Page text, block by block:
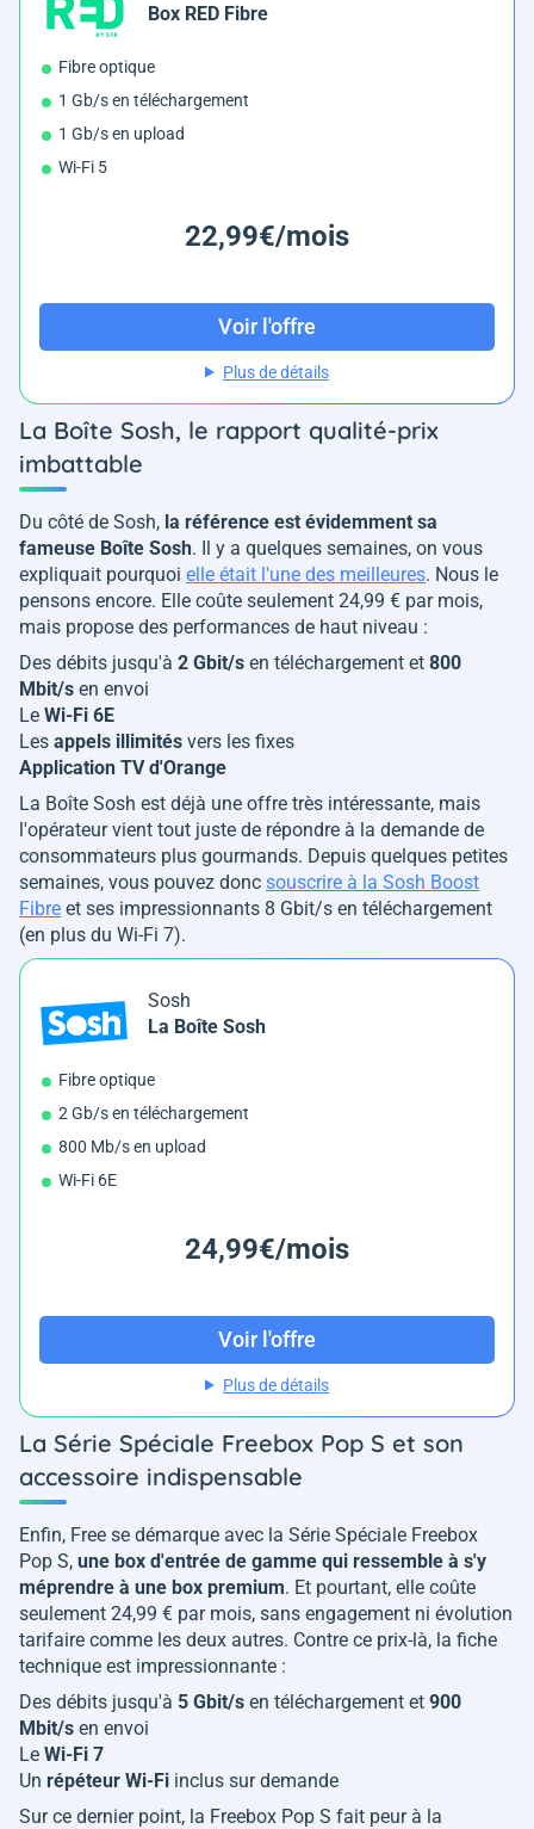
Box RED Fibre
Fibre optique
1 Gb/s en téléchargement
1 Gb/s en upload
Wi-Fi 5
22,99€/mois
Voir l'offre
Plus de détails
La Boîte Sosh, le rapport qualité-prix
imbattable
Du côté de Sosh, la référence est évidemment sa
fameuse Boîte Sosh. Il y a quelques semaines, on vous
expliquait pourquoi elle était l'une des meilleures. Nous le
pensons encore. Elle coûte seulement 24,99 € par mois,
mais propose des performances de haut niveau :
Des débits jusqu'à 2 Gbit/s en téléchargement et 800
Mbit/s en envoi
Le Wi-Fi 6E
Les appels illimités vers les fixes
Application TV d'Orange
La Boîte Sosh est déjà une offre très intéressante, mais
l'opérateur vient tout juste de répondre à la demande de
consommateurs plus gourmands. Depuis quelques petites
semaines, vous pouvez donc souscrire à la Sosh Boost
Fibre et ses impressionnants 8 Gbit/s en téléchargement
(en plus du Wi-Fi 7).
Sosh
La Boîte Sosh
Fibre optique
2 Gb/s en téléchargement
800 Mb/s en upload
Wi-Fi 6E
24,99€/mois
Voir l'offre
Plus de détails
La Série Spéciale Freebox Pop S et son
accessoire indispensable
Enfin, Free se démarque avec la Série Spéciale Freebox
Pop S, une box d'entrée de gamme qui ressemble à s'y
méprendre à une box premium. Et pourtant, elle coûte
seulement 24,99 € par mois, sans engagement ni évolution
tarifaire comme les deux autres. Contre ce prix-là, la fiche
technique est impressionnante :
Des débits jusqu'à 5 Gbit/s en téléchargement et 900
Mbit/s en envoi
Le Wi-Fi 7
Un répéteur Wi-Fi inclus sur demande
Sur ce dernier point, la Freebox Pop S fait peur à la